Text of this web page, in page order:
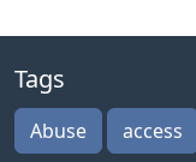
Tags
Abuse access